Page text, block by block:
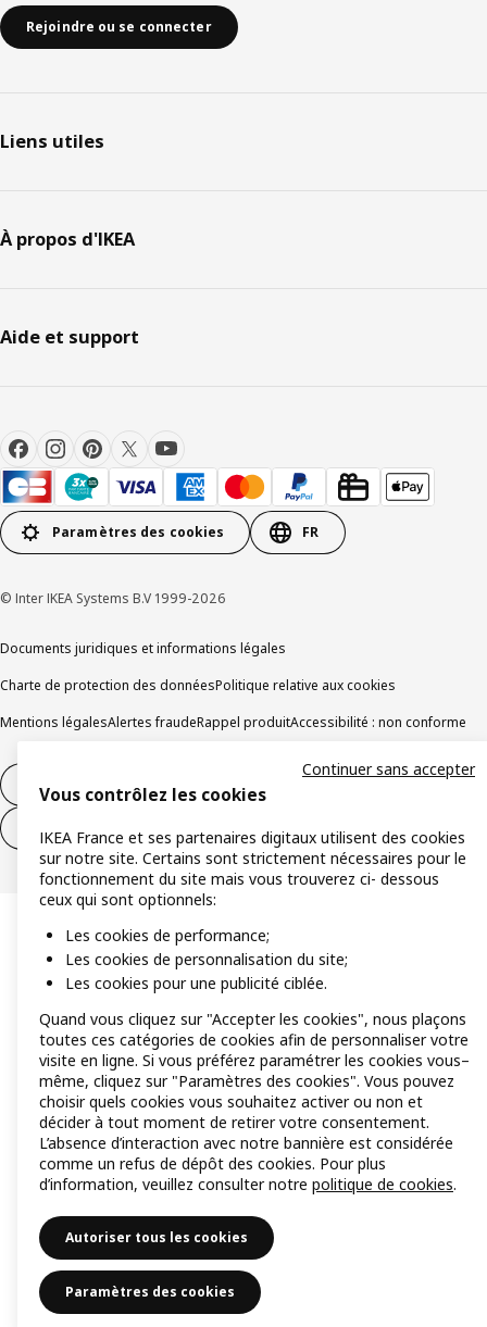
Rejoindre ou se connecter
Liens utiles
À propos d'IKEA
Aide et support
Paramètres des cookies FR
© Inter IKEA Systems B.V 1999-2026
Documents juridiques et informations légales
Charte de protection des donnéesPolitique relative aux cookies
Mentions légalesAlertes fraudeRappel produitAccessibilité : non conforme
Formulaire de rétractation – produits
Formulaire de rétractation – services
Vous contrôlez les cookies
IKEA France et ses partenaires digitaux utilisent des cookies
sur notre site. Certains sont strictement nécessaires pour le
fonctionnement du site mais vous trouverez ci- dessous
ceux qui sont optionnels:
Les cookies de performance;
Les cookies de personnalisation du site;
Les cookies pour une publicité ciblée.
Quand vous cliquez sur "Accepter les cookies", nous plaçons
toutes ces catégories de cookies afin de personnaliser votre
visite en ligne. Si vous préférez paramétrer les cookies vous–
même, cliquez sur "Paramètres des cookies". Vous pouvez
choisir quels cookies vous souhaitez activer ou non et
décider à tout moment de retirer votre consentement.
L’absence d’interaction avec notre bannière est considérée
comme un refus de dépôt des cookies. Pour plus
d’information, veuillez consulter notre politique de cookies.
Autoriser tous les cookies
Paramètres des cookies
Continuer sans accepter